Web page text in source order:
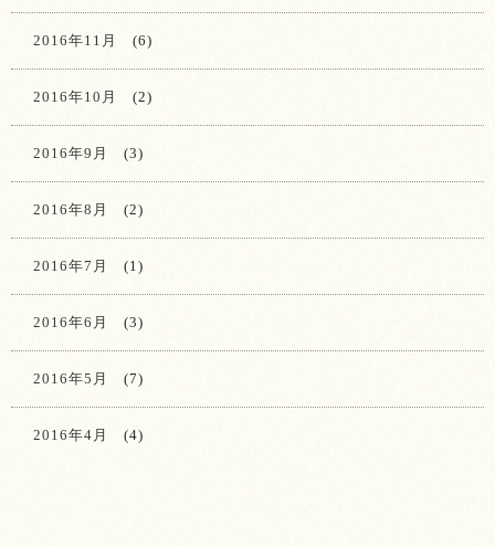
2016年11月 (6)
2016年10月 (2)
2016年9月 (3)
2016年8月 (2)
2016年7月 (1)
2016年6月 (3)
2016年5月 (7)
2016年4月 (4)